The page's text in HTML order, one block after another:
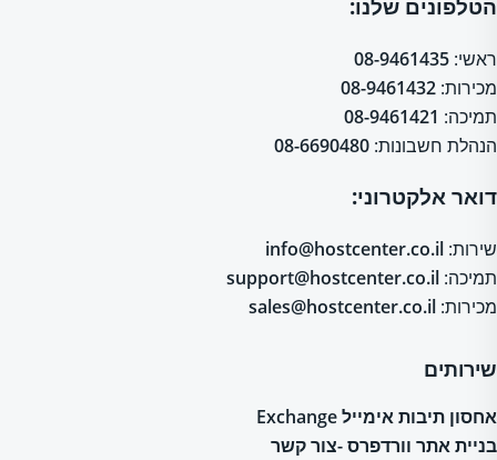
הטלפונים שלנו:
ראשי: 08-9461435
מכירות: 08-9461432
תמיכה: 08-9461421
הנהלת חשבונות: 08-6690480
דואר אלקטרוני:
שירות: info@hostcenter.co.il
תמיכה: support@hostcenter.co.il
מכירות: sales@hostcenter.co.il
שירותים
אחסון תיבות אימייל Exchange
בניית אתר וורדפרס -צור קשר